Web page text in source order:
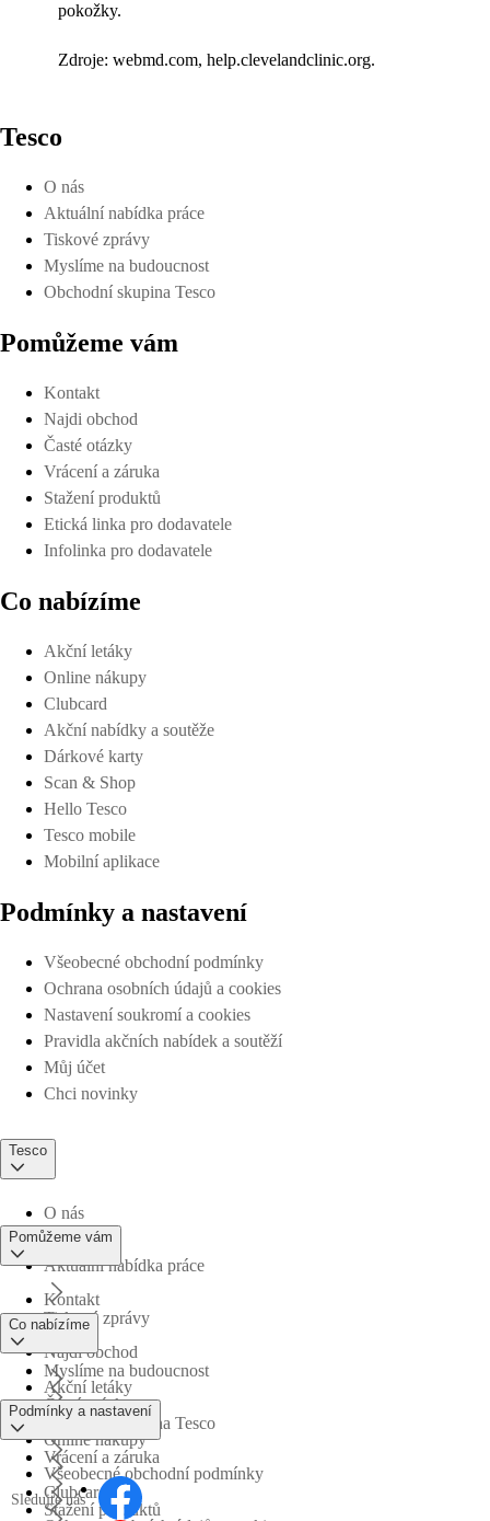
pokožky.
Zdroje: webmd.com, help.clevelandclinic.org.
Tesco
O nás
Aktuální nabídka práce
Tiskové zprávy
Myslíme na budoucnost
Obchodní skupina Tesco
Pomůžeme vám
Kontakt
Najdi obchod
Časté otázky
Vrácení a záruka
Stažení produktů
Etická linka pro dodavatele
Infolinka pro dodavatele
Co nabízíme
Akční letáky
Online nákupy
Clubcard
Akční nabídky a soutěže
Dárkové karty
Scan & Shop
Hello Tesco
Tesco mobile
Mobilní aplikace
Podmínky a nastavení
Všeobecné obchodní podmínky
Ochrana osobních údajů a cookies
Nastavení soukromí a cookies
Pravidla akčních nabídek a soutěží
Můj účet
Chci novinky
Tesco
O nás
Aktuální nabídka práce
Tiskové zprávy
Myslíme na budoucnost
Obchodní skupina Tesco
Pomůžeme vám
Kontakt
Najdi obchod
Časté otázky
Vrácení a záruka
Stažení produktů
Co nabízíme
Akční letáky
Online nákupy
Clubcard
Podmínky a nastavení
Všeobecné obchodní podmínky
Sledujte nás